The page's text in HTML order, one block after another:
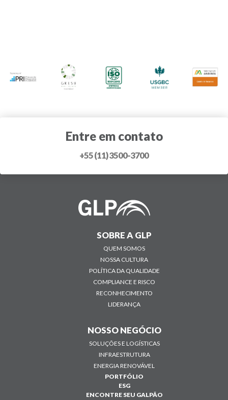
Entre em contato
+55 (11) 3500-3700
SOBRE A GLP
QUEM SOMOS
NOSSA CULTURA
POLÍTICA DA QUALIDADE
COMPLIANCE E RISCO
RECONHECIMENTO
LIDERANÇA
NOSSO NEGÓCIO
SOLUÇÕES E LOGÍSTICAS
INFRAESTRUTURA
ENERGIA RENOVÁVEL
PORTFÓLIO
ESG
ENCONTRE SEU GALPÃO